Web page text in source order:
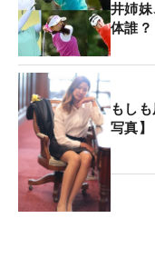
井姉
体誰？
もし
写真】